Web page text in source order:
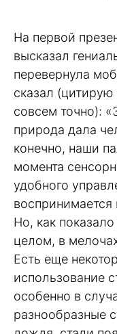
На первой
высказал
перевернула
сказал
совсем точно):
природа дала
конечно, наши
момента
удобного
воспринимается
Но, как
целом, в
Есть еще
использование
особенно в
разнообразные